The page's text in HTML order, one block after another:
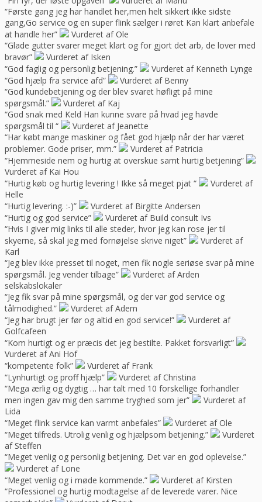
“Første gang jeg har handlet her,men helt sikkert ikke sidste
gang,Go service og en super flink sælger i røret Kan klart anbefale
at handle her”
Vurderet af Ole
“Glade gutter svarer meget klart og for gjort det arb, de lover med
bravør”
Vurderet af Isken
“God faglig og personlig betjening.”
Vurderet af Kenneth Lynge
“God hjælp fra service afd”
Vurderet af Benny
“God kundebetjening og der blev svaret høfligt på mine
spørgsmål.”
Vurderet af Kaj
“God snak med Keld Han kunne svare på hvad jeg havde
spørgsmål til “
Vurderet af Jeanette
“Har købt mange maskiner og fået god hjælp når der har været
problemer. Gode priser, mm.”
Vurderet af Patricia
“Hjemmeside nem og hurtig at overskue samt hurtig betjening”
Vurderet af Kai Hou
“Hurtig køb og hurtig levering ! Ikke så meget pjat “
Vurderet af
Helle
“Hurtig levering. :-)”
Vurderet af Birgitte Andersen
“Hurtig og god service”
Vurderet af Build consult Ivs
“Hvis I giver mig links til alle steder, hvor jeg kan rose jer til
skyerne, så skal jeg med fornøjelse skrive niget”
Vurderet af
Karl
“Jeg blev ikke presset til noget, men fik nogle seriøse svar på mine
spørgsmål. Jeg vender tilbage”
Vurderet af Arden
selskabslokaler
“Jeg fik svar på mine spørgsmål, og der var god service og
tålmodighed.”
Vurderet af Adem
“Jeg har brugt jer før og altid en god service!”
Vurderet af
Golfcafeen
“Kom hurtigt og er præcis det jeg bestilte. Pakket forsvarligt”
Vurderet af Ani Hof
“kompetente folk”
Vurderet af Frank
“Lynhurtigt og proff hjælp”
Vurderet af Christina
“Mega ærlig og dygtig … har talt med 10 forskellige forhandler
men ingen gav mig den samme tryghed som jer”
Vurderet af
Lida
“Meget flink service kan varmt anbefales”
Vurderet af Ole
“Meget tilfreds. Utrolig venlig og hjælpsom betjening.”
Vurderet
af Steffen
“Meget venlig og personlig betjening. Det var en god oplevelse.”
Vurderet af Lone
“Meget venlig og i møde kommende.”
Vurderet af Kirsten
“Professionel og hurtig modtagelse af de leverede varer. Nice